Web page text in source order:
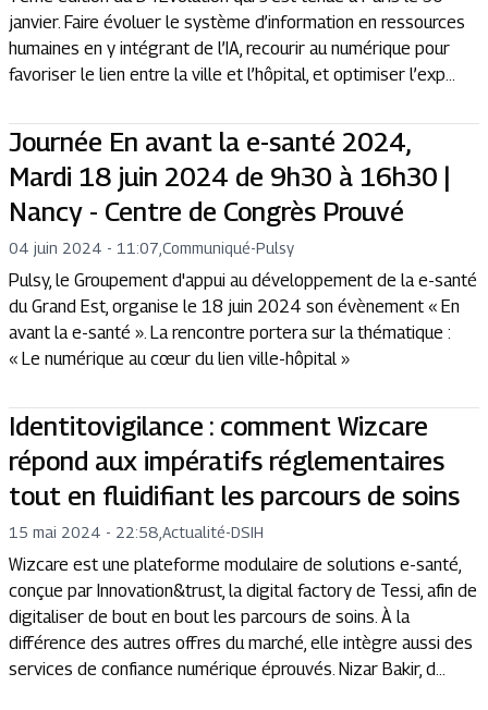
janvier. Faire évoluer le système d’information en ressources
humaines en y intégrant de l’IA, recourir au numérique pour
favoriser le lien entre la ville et l’hôpital, et optimiser l’exp...
Journée En avant la e-santé 2024,
Mardi 18 juin 2024 de 9h30 à 16h30 |
Nancy - Centre de Congrès Prouvé
04 juin 2024 - 11:07 Communiqué-Pulsy
Pulsy, le Groupement d'appui au développement de la e-santé
du Grand Est, organise le 18 juin 2024 son évènement « En
avant la e-santé ». La rencontre portera sur la thématique :
« Le numérique au cœur du lien ville-hôpital »
Identitovigilance : comment Wizcare
répond aux impératifs réglementaires
tout en fluidifiant les parcours de soins
15 mai 2024 - 22:58 Actualité-DSIH
Wizcare est une plateforme modulaire de solutions e-santé,
conçue par Innovation&trust, la digital factory de Tessi, afin de
digitaliser de bout en bout les parcours de soins. À la
différence des autres offres du marché, elle intègre aussi des
services de confiance numérique éprouvés. Nizar Bakir, d...